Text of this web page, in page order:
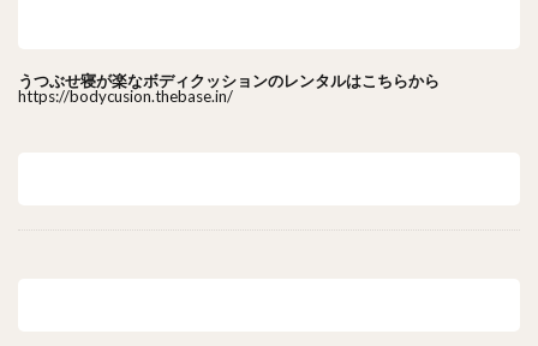
うつぶせ寝が楽なボディクッションのレンタルはこちらから
https://bodycusion.thebase.in/